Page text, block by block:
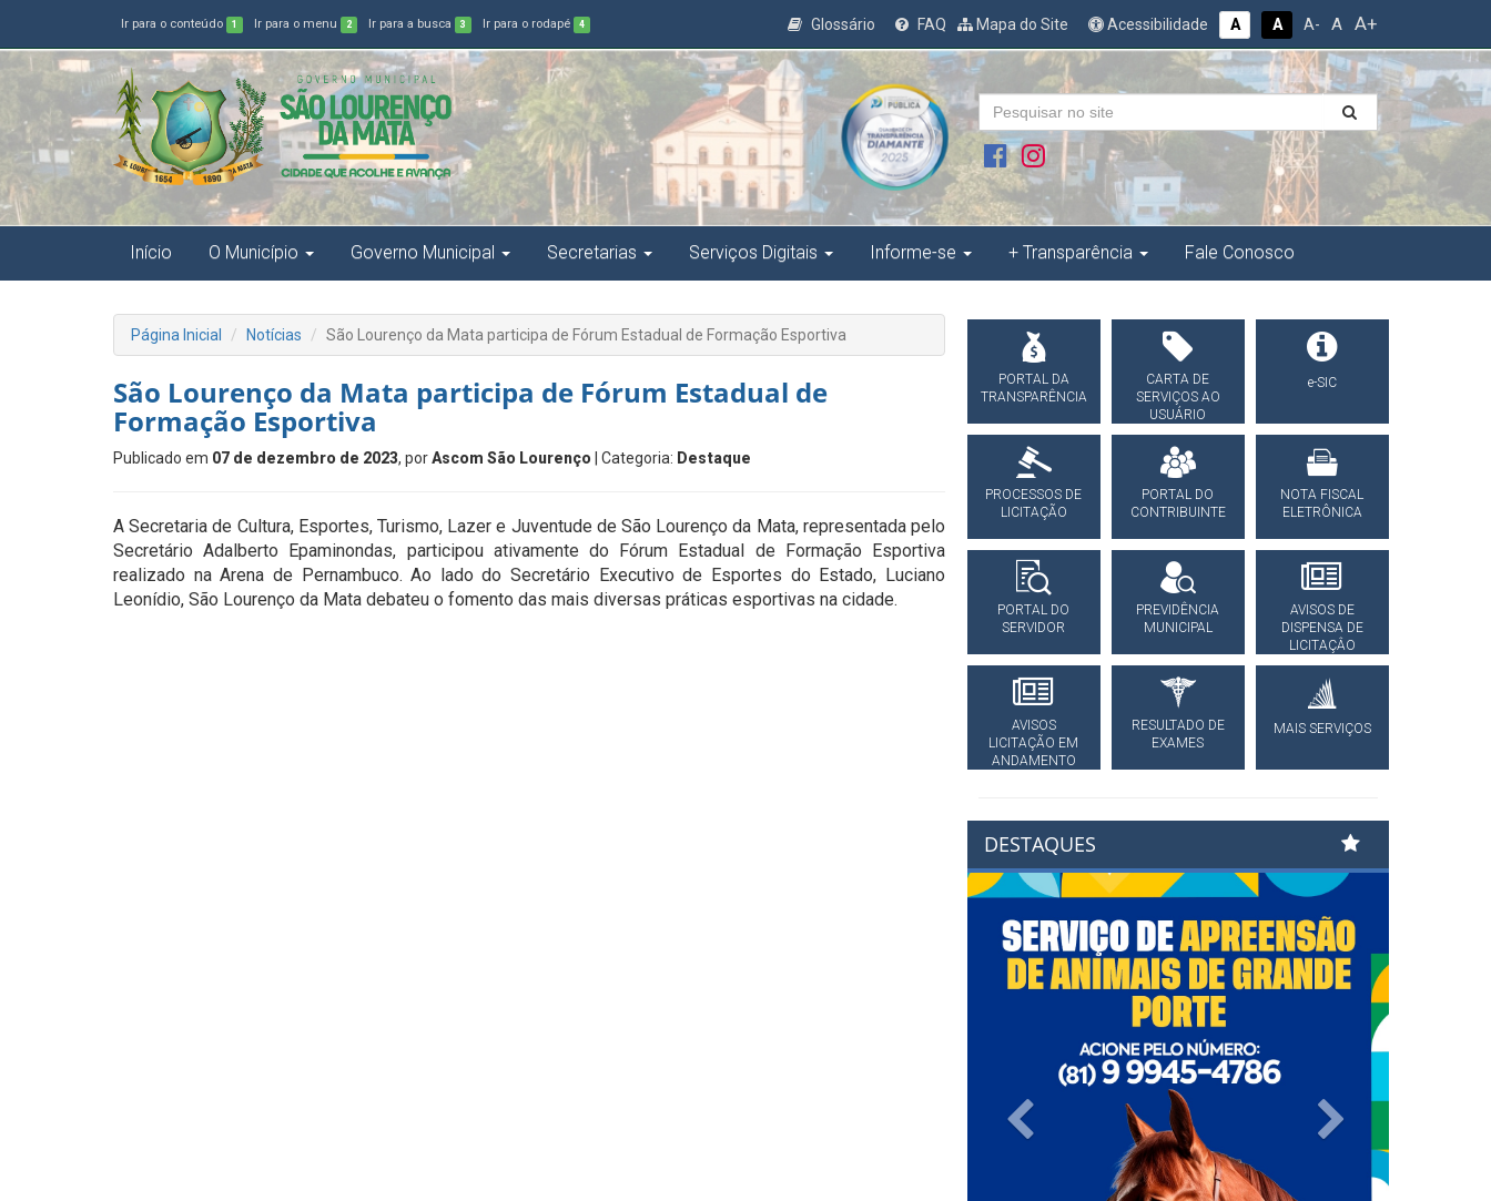
Ir para o conteúdo 1 Ir para o menu 2 Ir para a busca 3 Ir para o rodapé 4 Glossário FAQ Mapa do Site Acessibilidade A A A- A A+
Início O Município Governo Municipal Secretarias Serviços Digitais Informe-se + Transparência Fale Conosco
Página Inicial Notícias São Lourenço da Mata participa de Fórum Estadual de Formação Esportiva
São Lourenço da Mata participa de Fórum Estadual de
Formação Esportiva
Publicado em 07 de dezembro de 2023, porAscom São Lourenço | Categoria: Destaque
A Secretaria de Cultura, Esportes, Turismo, Lazer e Juventude de São Lourenço da Mata, representada pelo
Secretário Adalberto Epaminondas, participou ativamente do Fórum Estadual de Formação Esportiva
realizado na Arena de Pernambuco. Ao lado do Secretário Executivo de Esportes do Estado, Luciano
Leonídio, São Lourenço da Mata debateu o fomento das mais diversas práticas esportivas na cidade.
PORTAL DA
TRANSPARÊNCIA
CARTA DE
SERVIÇOS AO
USUÁRIO
e-SIC
PROCESSOS DE
LICITAÇÃO
PORTAL DO
CONTRIBUINTE
NOTA FISCAL
ELETRÔNICA
PORTAL DO
SERVIDOR
PREVIDÊNCIA
MUNICIPAL
AVISOS DE
DISPENSA DE
LICITAÇÂO
AVISOS
LICITAÇÃO EM
ANDAMENTO
RESULTADO DE
EXAMES
MAIS SERVIÇOS
DESTAQUES